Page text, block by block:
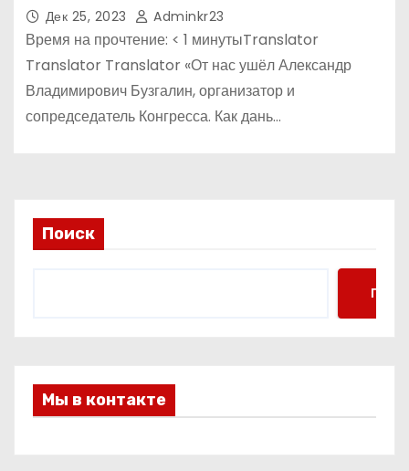
Дек 25, 2023 Adminkr23
Время на прочтение: < 1 минутыTranslator
Translator Translator «От нас ушёл Александр
Владимирович Бузгалин, организатор и
сопредседатель Конгресса. Как дань…
Поиск
Поиск
Мы в контакте